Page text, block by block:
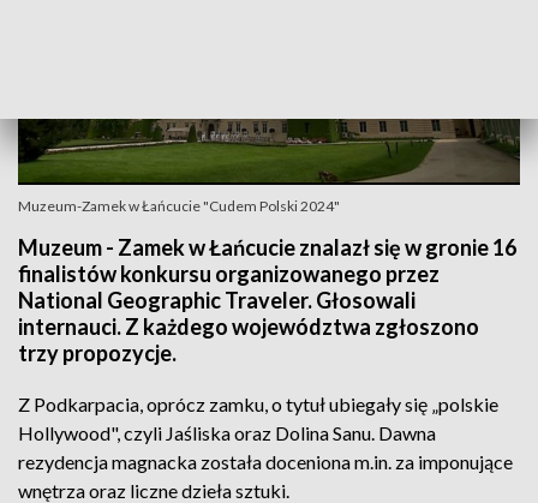
Muzeum-Zamek w Łańcucie "Cudem Polski 2024"
Muzeum - Zamek w Łańcucie znalazł się w gronie 16
finalistów konkursu organizowanego przez
National Geographic Traveler. Głosowali
internauci. Z każdego województwa zgłoszono
trzy propozycje.
Z Podkarpacia, oprócz zamku, o tytuł ubiegały się „polskie
Hollywood", czyli Jaśliska oraz Dolina Sanu. Dawna
rezydencja magnacka została doceniona m.in. za imponujące
wnętrza oraz liczne dzieła sztuki.